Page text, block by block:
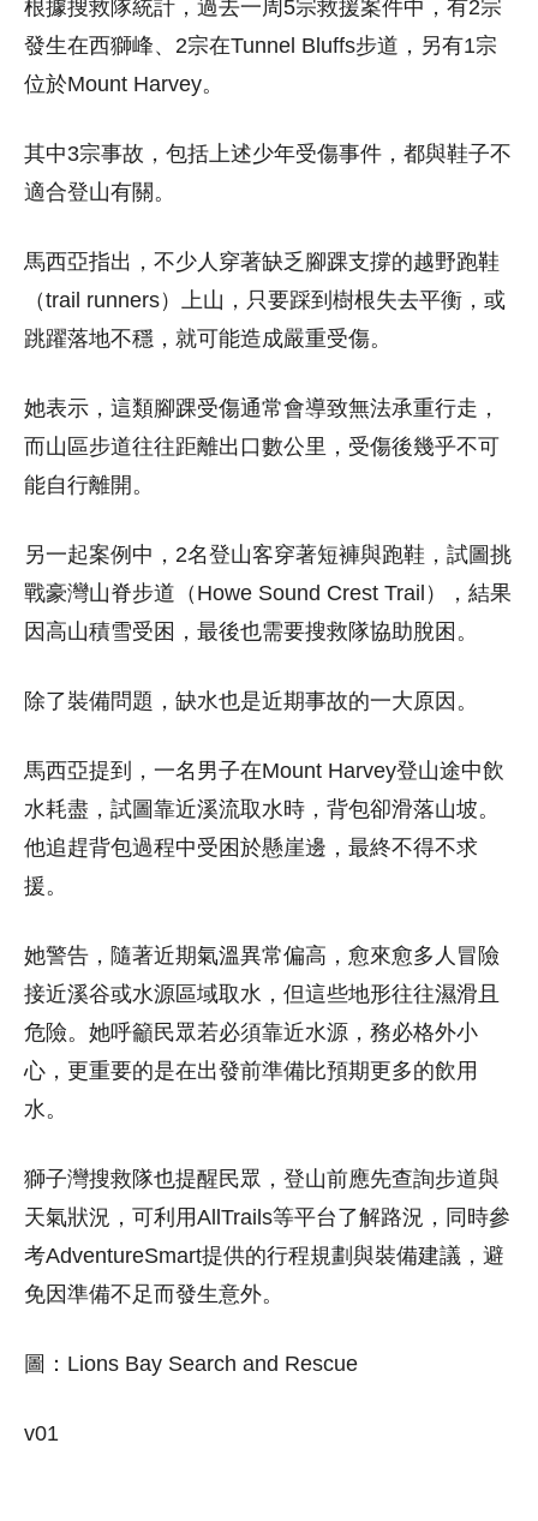
根據搜救隊統計，過去一周5宗救援案件中，有2宗
發生在西獅峰、2宗在Tunnel Bluffs步道，另有1宗
位於Mount Harvey。
其中3宗事故，包括上述少年受傷事件，都與鞋子不
適合登山有關。
馬西亞指出，不少人穿著缺乏腳踝支撐的越野跑鞋
（trail runners）上山，只要踩到樹根失去平衡，或
跳躍落地不穩，就可能造成嚴重受傷。
她表示，這類腳踝受傷通常會導致無法承重行走，
而山區步道往往距離出口數公里，受傷後幾乎不可
能自行離開。
另一起案例中，2名登山客穿著短褲與跑鞋，試圖挑
戰豪灣山脊步道（Howe Sound Crest Trail），結果
因高山積雪受困，最後也需要搜救隊協助脫困。
除了裝備問題，缺水也是近期事故的一大原因。
馬西亞提到，一名男子在Mount Harvey登山途中飲
水耗盡，試圖靠近溪流取水時，背包卻滑落山坡。
他追趕背包過程中受困於懸崖邊，最終不得不求
援。
她警告，隨著近期氣溫異常偏高，愈來愈多人冒險
接近溪谷或水源區域取水，但這些地形往往濕滑且
危險。她呼籲民眾若必須靠近水源，務必格外小
心，更重要的是在出發前準備比預期更多的飲用
水。
獅子灣搜救隊也提醒民眾，登山前應先查詢步道與
天氣狀況，可利用AllTrails等平台了解路況，同時參
考AdventureSmart提供的行程規劃與裝備建議，避
免因準備不足而發生意外。
圖：Lions Bay Search and Rescue
v01